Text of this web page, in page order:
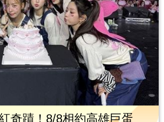
奇蹟！8/8相約高雄巨蛋